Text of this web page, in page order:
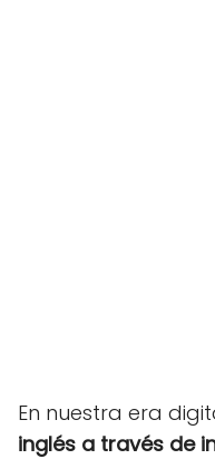
En nuestra era
inglés a través de